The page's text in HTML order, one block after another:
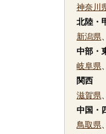
神奈川
北陸・
新潟県
中部・
岐阜県
関西
滋賀県
中国・
鳥取県